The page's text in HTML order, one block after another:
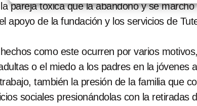
pareja tóxica que la abandonó y se
apoyo de la fundación y los servicios de
como este ocurren por varios
o el miedo a los padres en la jóvenes
también la presión de la familia que
sociales presionándolas con la retiradas